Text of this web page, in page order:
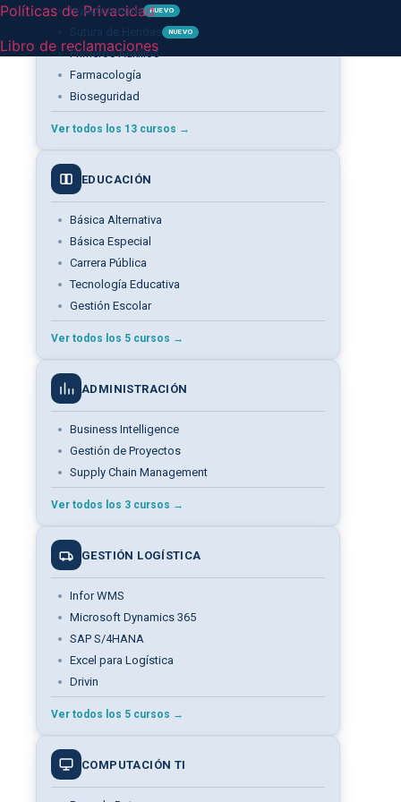
Inyectoterapia NUEVO
Sutura de Heridas NUEVO
Primeros Auxilios
Farmacología
Bioseguridad
Ver todos los 13 cursos →
EDUCACIÓN
Básica Alternativa
Básica Especial
Carrera Pública
Tecnología Educativa
Gestión Escolar
Ver todos los 5 cursos →
ADMINISTRACIÓN
Business Intelligence
Gestión de Proyectos
Supply Chain Management
Ver todos los 3 cursos →
GESTIÓN LOGÍSTICA
Infor WMS
Microsoft Dynamics 365
SAP S/4HANA
Excel para Logística
Drivin
Ver todos los 5 cursos →
COMPUTACIÓN TI
Políticas de Privacidad
Libro de reclamaciones